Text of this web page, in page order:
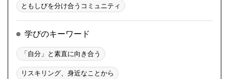
ともしびを分け合うコミュニティ
学びのキーワード
「自分」と素直に向き合う
リスキリング、身近なことから